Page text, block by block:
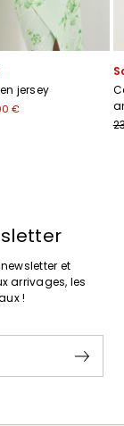
jersey
€
et
arrivages, les
!